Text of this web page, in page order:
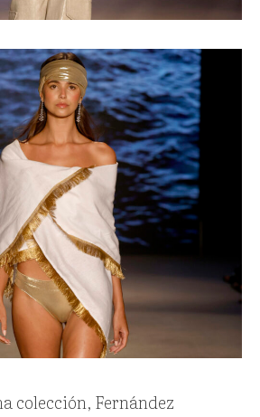
colección, Fernández